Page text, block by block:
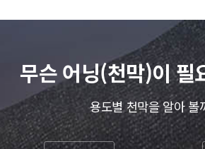
무슨 어닝(천막)이 필
용도별 천막을 알아 볼